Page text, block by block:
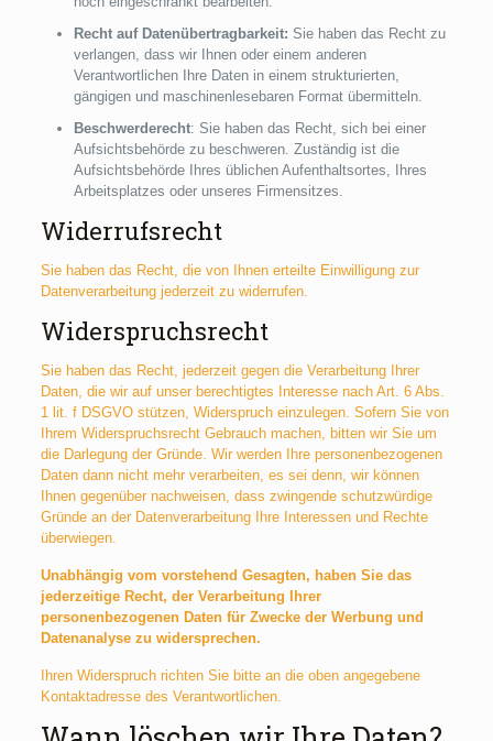
Recht auf Datenübertragbarkeit: Sie haben das Recht zu
verlangen, dass wir Ihnen oder einem anderen
Verantwortlichen Ihre Daten in einem strukturierten,
gängigen und maschinenlesebaren Format übermitteln.
Beschwerderecht: Sie haben das Recht, sich bei einer
Aufsichtsbehörde zu beschweren. Zuständig ist die
Aufsichtsbehörde Ihres üblichen Aufenthaltsortes, Ihres
Arbeitsplatzes oder unseres Firmensitzes.
Widerrufsrecht
Sie haben das Recht, die von Ihnen erteilte Einwilligung zur
Datenverarbeitung jederzeit zu widerrufen.
Widerspruchsrecht
Sie haben das Recht, jederzeit gegen die Verarbeitung Ihrer
Daten, die wir auf unser berechtigtes Interesse nach Art. 6 Abs.
1 lit. f DSGVO stützen, Widerspruch einzulegen. Sofern Sie von
Ihrem Widerspruchsrecht Gebrauch machen, bitten wir Sie um
die Darlegung der Gründe. Wir werden Ihre personenbezogenen
Daten dann nicht mehr verarbeiten, es sei denn, wir können
Ihnen gegenüber nachweisen, dass zwingende schutzwürdige
Gründe an der Datenverarbeitung Ihre Interessen und Rechte
überwiegen.
Unabhängig vom vorstehend Gesagten, haben Sie das
jederzeitige Recht, der Verarbeitung Ihrer
personenbezogenen Daten für Zwecke der Werbung und
Datenanalyse zu widersprechen.
Ihren Widerspruch richten Sie bitte an die oben angegebene
Kontaktadresse des Verantwortlichen.